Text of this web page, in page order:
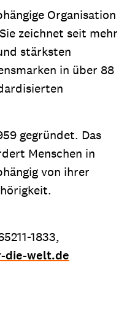
Organisation
zeichnet seit mehr
stärksten
in über 88
gegründet. Das
Menschen in
von ihrer
1833,
die-welt.de